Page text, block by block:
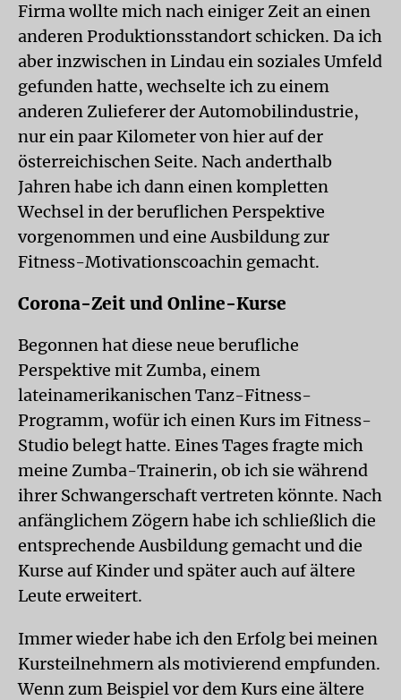
Firma wollte mich nach einiger Zeit an einen
anderen Produktionsstandort schicken. Da ich
aber inzwischen in Lindau ein soziales Umfeld
gefunden hatte, wechselte ich zu einem
anderen Zulieferer der Automobilindustrie,
nur ein paar Kilometer von hier auf der
österreichischen Seite. Nach anderthalb
Jahren habe ich dann einen kompletten
Wechsel in der beruflichen Perspektive
vorgenommen und eine Ausbildung zur
Fitness-Motivationscoachin gemacht.
Corona-Zeit und Online-Kurse
Begonnen hat diese neue berufliche
Perspektive mit Zumba, einem
lateinamerikanischen Tanz-Fitness-
Programm, wofür ich einen Kurs im Fitness-
Studio belegt hatte. Eines Tages fragte mich
meine Zumba-Trainerin, ob ich sie während
ihrer Schwangerschaft vertreten könnte. Nach
anfänglichem Zögern habe ich schließlich die
entsprechende Ausbildung gemacht und die
Kurse auf Kinder und später auch auf ältere
Leute erweitert.
Immer wieder habe ich den Erfolg bei meinen
Kursteilnehmern als motivierend empfunden.
Wenn zum Beispiel vor dem Kurs eine ältere